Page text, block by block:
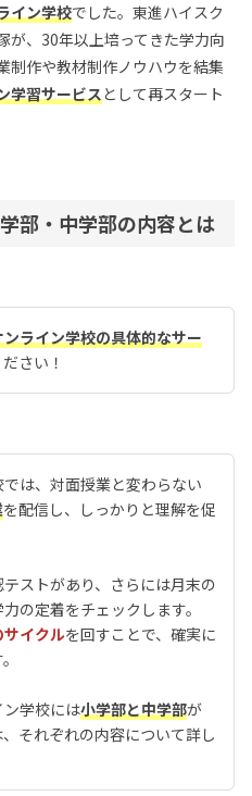
イン学校でした。東進ハイスク
が、30年以上培ってきた学力向
制作や教材制作ノウハウを結集
学習サービスとして再スタート
部・中学部の内容とは
ライン学校の具体的なサー
さい！
は、対面授業と変わらない
を配信し、しっかりと理解を促
ストがあり、さらには月末の
の定着をチェックします。
サイクルを回すことで、確実に
学校には小学部と中学部が
それぞれの内容について詳し